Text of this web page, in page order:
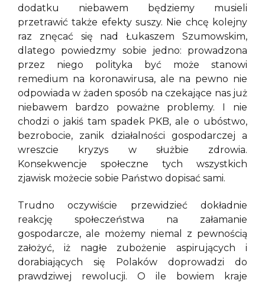
dodatku niebawem będziemy musieli
przetrawić także efekty suszy. Nie chcę kolejny
raz znęcać się nad Łukaszem Szumowskim,
dlatego powiedzmy sobie jedno: prowadzona
przez niego polityka być może stanowi
remedium na koronawirusa, ale na pewno nie
odpowiada w żaden sposób na czekające nas już
niebawem bardzo poważne problemy. I nie
chodzi o jakiś tam spadek PKB, ale o ubóstwo,
bezrobocie, zanik działalności gospodarczej a
wreszcie kryzys w służbie zdrowia.
Konsekwencje społeczne tych wszystkich
zjawisk możecie sobie Państwo dopisać sami.
Trudno oczywiście przewidzieć dokładnie
reakcję społeczeństwa na załamanie
gospodarcze, ale możemy niemal z pewnością
założyć, iż nagłe zubożenie aspirujących i
dorabiających się Polaków doprowadzi do
prawdziwej rewolucji. O ile bowiem kraje